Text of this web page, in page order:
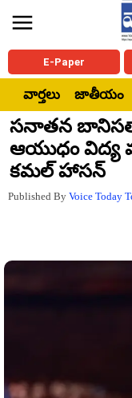
E-Paper
వార్తలు జాతీయం
సనాతన
ఆయుధం విద్య
కమల్‌ హాసన్
Published By Voice Today